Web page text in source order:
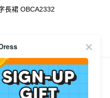
上免運費
長裙 OBCA2332
推薦